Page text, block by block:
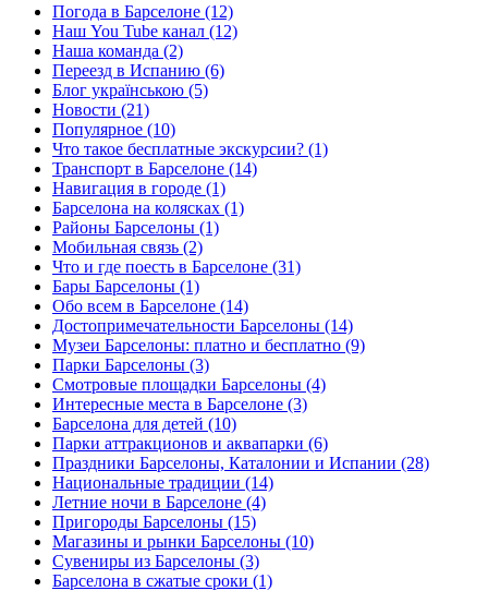
Погода в Барселоне (12)
Наш You Tube канал (12)
Наша команда (2)
Переезд в Испанию (6)
Блог українською (5)
Новости (21)
Популярное (10)
Что такое бесплатные экскурсии? (1)
Транспорт в Барселоне (14)
Навигация в городе (1)
Барселона на колясках (1)
Районы Барселоны (1)
Мобильная связь (2)
Что и где поесть в Барселоне (31)
Бары Барселоны (1)
Обо всем в Барселоне (14)
Достопримечательности Барселоны (14)
Музеи Барселоны: платно и бесплатно (9)
Парки Барселоны (3)
Смотровые площадки Барселоны (4)
Интересные места в Барселоне (3)
Барселона для детей (10)
Парки аттракционов и аквапарки (6)
Праздники Барселоны, Каталонии и Испании (28)
Национальные традиции (14)
Летние ночи в Барселоне (4)
Пригороды Барселоны (15)
Магазины и рынки Барселоны (10)
Сувениры из Барселоны (3)
Барселона в сжатые сроки (1)